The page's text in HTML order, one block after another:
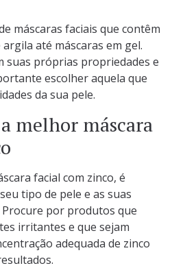
máscaras faciais que contêm
até máscaras em gel.
suas próprias propriedades e
escolher aquela que
da sua pele.
melhor máscara
facial com zinco, é
tipo de pele e as suas
Procure por produtos que
irritantes e que sejam
adequada de zinco